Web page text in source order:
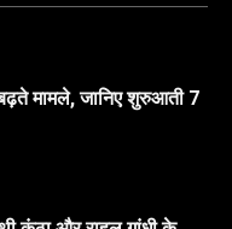
मामले, जानिए शुरुआती 7